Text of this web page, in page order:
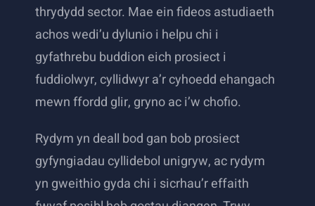
thrydydd sector. Mae ein fideos astudiaeth
achos wedi’u dylunio i helpu chi i
gyfathrebu buddion eich prosiect i
fuddiolwyr, cyllidwyr a’r cyhoedd ehangach
mewn ffordd glir, gryno ac i’w chofio.
Rydym yn deall bod gan bob prosiect
gyfyngiadau cyllidebol unigryw, ac rydym
yn gweithio gyda chi i sicrhau’r effaith